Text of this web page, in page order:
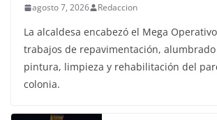
agosto 7, 2026 Redaccion
La alcaldesa encabezó el Mega
trabajos de repavimentación, alumbrado
pintura, limpieza y rehabilitación del
colonia.